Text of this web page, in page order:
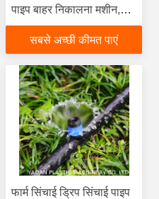
पाइप बाहर निकालना मशीन,
पीवीसी पाइप उत्पादन लाइन
सबसे अच्छी कीमत पाएं
फार्म सिंचाई ड्रिप सिंचाई पाइप